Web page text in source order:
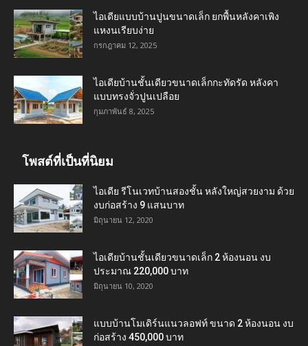
ไอเดียแบบบ้านปูนขนาดเล็ก ยกพื้นหลังคาเพิง
แหงนเรียบง่าย
กรกฎาคม 12, 2025
ไอเดียบ้านชั้นเดียวขนาดเล็กกะทัดรัด หลังคา
แบบทรงจั่วปูนเปลือย
กุมภาพันธ์ 8, 2025
โพสต์ที่เป็นที่นิยม
ไอเดีย รีโนเวทบ้านสองชั้น หลังใหญ่สวยงาม ด้วย
งบก่อสร้าง 9 แสนบาท
มิถุนายน 12, 2020
ไอเดียบ้านชั้นเดียวขนาดเล็ก 2 ห้องนอน งบ
ประมาณ 220,000 บาท
มิถุนายน 10, 2020
แบบบ้านโมเดิร์นแนวลอฟท์ ขนาด 2 ห้องนอน งบ
ก่อสร้าง 450,000 บาท